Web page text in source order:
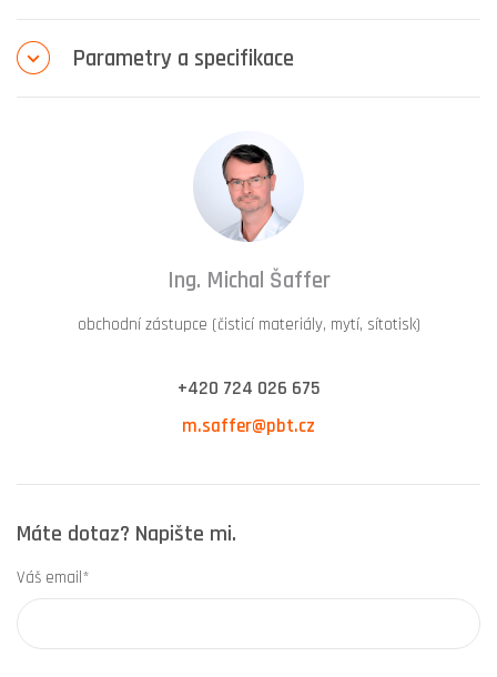
Parametry a specifikace
Ing. Michal Šaffer
obchodní zástupce (čisticí materiály, mytí, sítotisk)
+420 724 026 675
m.saffer@pbt.cz
Máte dotaz? Napište mi.
Váš email*